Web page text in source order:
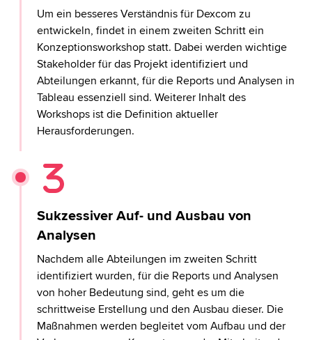
Um ein besseres Verständnis für Dexcom zu
entwickeln, findet in einem zweiten Schritt ein
Konzeptionsworkshop statt. Dabei werden wichtige
Stakeholder für das Projekt identifiziert und
Abteilungen erkannt, für die Reports und Analysen in
Tableau essenziell sind. Weiterer Inhalt des
Workshops ist die Definition aktueller
Herausforderungen.
Sukzessiver Auf- und Ausbau von
Analysen
Nachdem alle Abteilungen im zweiten Schritt
identifiziert wurden, für die Reports und Analysen
von hoher Bedeutung sind, geht es um die
schrittweise Erstellung und den Ausbau dieser. Die
Maßnahmen werden begleitet vom Aufbau und der